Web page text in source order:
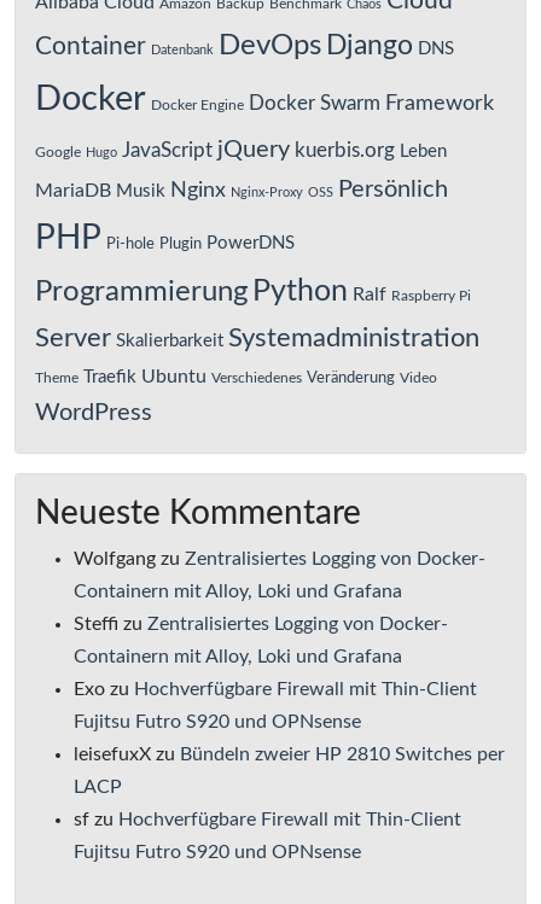
Amazon Backup Benchmark Chaos
Container Datenbank DevOps Django DNS
Docker Docker Engine Docker Swarm Framework
Google Hugo JavaScript jQuery kuerbis.org Leben
MariaDB Musik Nginx Nginx-Proxy OSS Persönlich
PHP Pi-hole Plugin PowerDNS
Programmierung Python Ralf Raspberry Pi
Server Skalierbarkeit Systemadministration
Theme Traefik Ubuntu Verschiedenes Veränderung Video
WordPress
Neueste Kommentare
Wolfgang zu Zentralisiertes Logging von Docker-
Containern mit Alloy, Loki und Grafana
Steffi zu Zentralisiertes Logging von Docker-
Containern mit Alloy, Loki und Grafana
Exo zu Hochverfügbare Firewall mit Thin-Client
Fujitsu Futro S920 und OPNsense
leisefuxX zu Bündeln zweier HP 2810 Switches per
LACP
sf zu Hochverfügbare Firewall mit Thin-Client
Fujitsu Futro S920 und OPNsense